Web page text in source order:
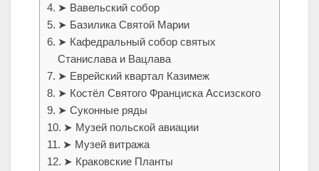
➤ Вавельский собор
➤ Базилика Святой Марии
➤ Кафедральный собор святых
Станислава и Вацлава
➤ Еврейский квартал Казимеж
➤ Костёл Святого Франциска Ассизского
➤ Суконные ряды
➤ Музей польской авиации
➤ Музей витража
➤ Краковские Планты